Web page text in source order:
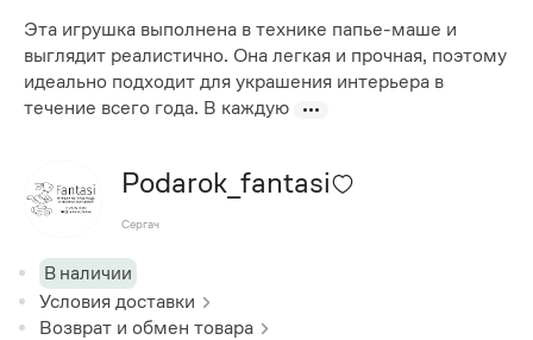
Эта игрушка выполнена в технике папье-маше и
выглядит реалистично. Она легкая и прочная, поэтому
идеально подходит для украшения интерьера в
течение всего года. В каждую
Podarok_fantasi
Сергач
В наличии
Условия доставки
Возврат и обмен товара